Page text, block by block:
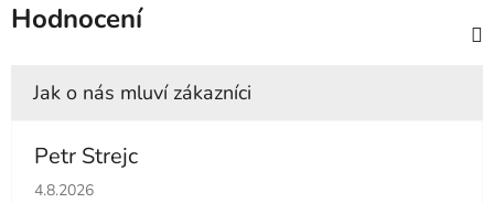
Hodnocení
Petr Strejc
Hodnocení obchodu je 5 z 5 hvězdiček.
4.8.2026